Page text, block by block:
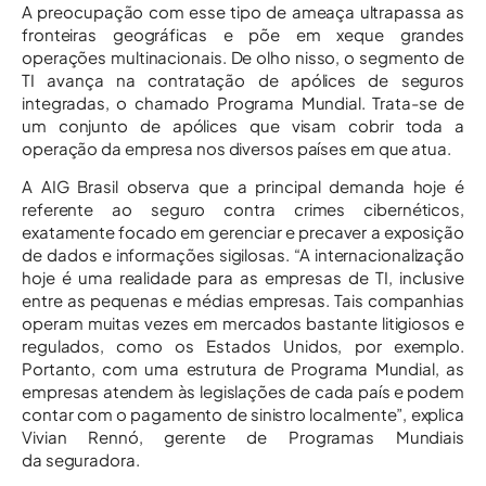
A preocupação com esse tipo de ameaça ultrapassa as
fronteiras geográficas e põe em xeque grandes
operações multinacionais. De olho nisso, o segmento de
TI avança na contratação de apólices de seguros
integradas, o chamado Programa Mundial. Trata-se de
um conjunto de apólices que visam cobrir toda a
operação da empresa nos diversos países em que atua.
A AIG Brasil observa que a principal demanda hoje é
referente ao seguro contra crimes cibernéticos,
exatamente focado em gerenciar e precaver a exposição
de dados e informações sigilosas. “A internacionalização
hoje é uma realidade para as empresas de TI, inclusive
entre as pequenas e médias empresas. Tais companhias
operam muitas vezes em mercados bastante litigiosos e
regulados, como os Estados Unidos, por exemplo.
Portanto, com uma estrutura de Programa Mundial, as
empresas atendem às legislações de cada país e podem
contar com o pagamento de sinistro localmente”, explica
Vivian Rennó, gerente de Programas Mundiais
da seguradora.